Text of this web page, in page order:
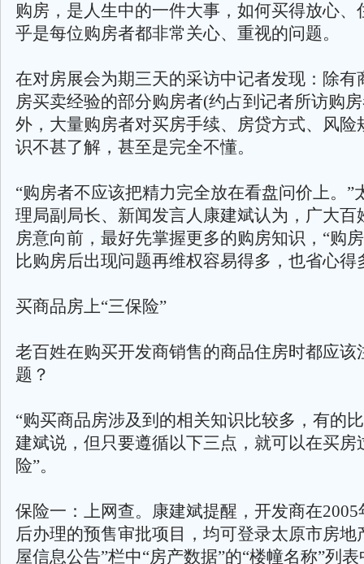
购房，是人生中的一件大事，如何买得放心、
乎是每位购房者都非常关心、重视的问题。
在对房展会为期三天的采访中记者发现：除有
房买卖经验的部分购房者(约占到记者所访购
外，大量购房者对买房手续、房贷方式、风险
识不甚了解，甚至是完全不懂。
“购房者不应该把精力完全放在看盘问价上。”
理局副局长、新闻发言人康建斌认为，广大百
房意向前，最好先掌握更多的购房知识，“购
比购房后出现问题再维权容易得多，也省心得
买商品房上“三保险”
老百姓在购买开发商销售的商品住房时都应该
题？
“购买商品房涉及到的相关知识比较多，有的
建斌说，但只要遵循以下三点，就可以在买房
险”。
保险一：上网查。康建斌提醒，开发商在2005
后办理的预售审批项目，均可登录太原市房地
屋信息公告”栏中“房产数据”的“楼幢名称”列